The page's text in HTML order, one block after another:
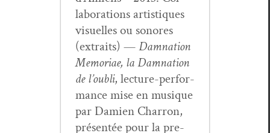
lab­o­ra­tions artis­tiques
visuelles ou sonores
(extraits) —Damna­tion
Memo­ri­ae, la Damna­tion
de l’ou­bli, lec­ture-per­for­
mance mise en musique
par Damien Char­ron,
présen­tée pour la pre­